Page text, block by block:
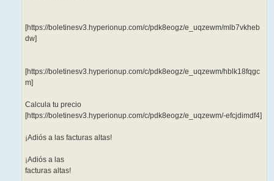
[https://boletinesv3.hyperionup.com/c/pdk8eogz/e_uqzewm/mlb7vkheb
dw]
[https://boletinesv3.hyperionup.com/c/pdk8eogz/e_uqzewm/hblk18fqgc
m]
Calcula tu precio
[https://boletinesv3.hyperionup.com/c/pdk8eogz/e_uqzewm/-efcjdimdf4]
¡Adiós a las facturas altas!
¡Adiós a las
facturas altas!